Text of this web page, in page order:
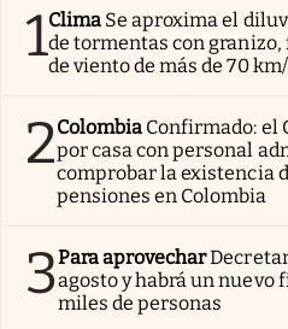
1Clima Se aproxima el
de tormentas con
de viento de más de 70
2Colombia Confirmado: el
por casa con personal
comprobar la existencia
pensiones en Colombia
3Para aprovechar
agosto y habrá un nuevo
miles de personas